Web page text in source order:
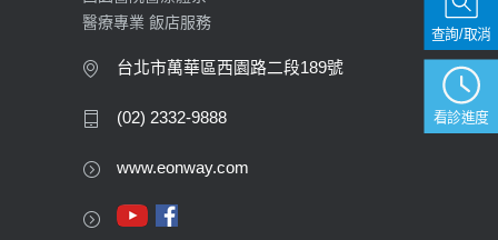
醫療專業 飯店服務
台北市萬華區西園路二段189號
(02) 2332-9888
www.eonway.com
看診進度
查詢/取消